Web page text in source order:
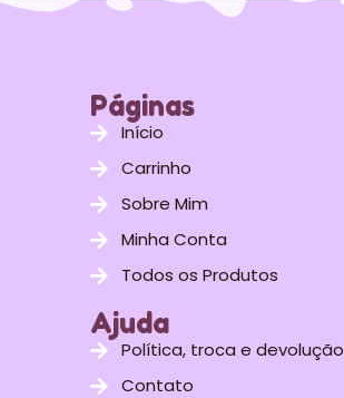
Páginas
Início
Carrinho
Sobre Mim
Minha Conta
Todos os Produtos
Ajuda
Política, troca e devolução
Contato